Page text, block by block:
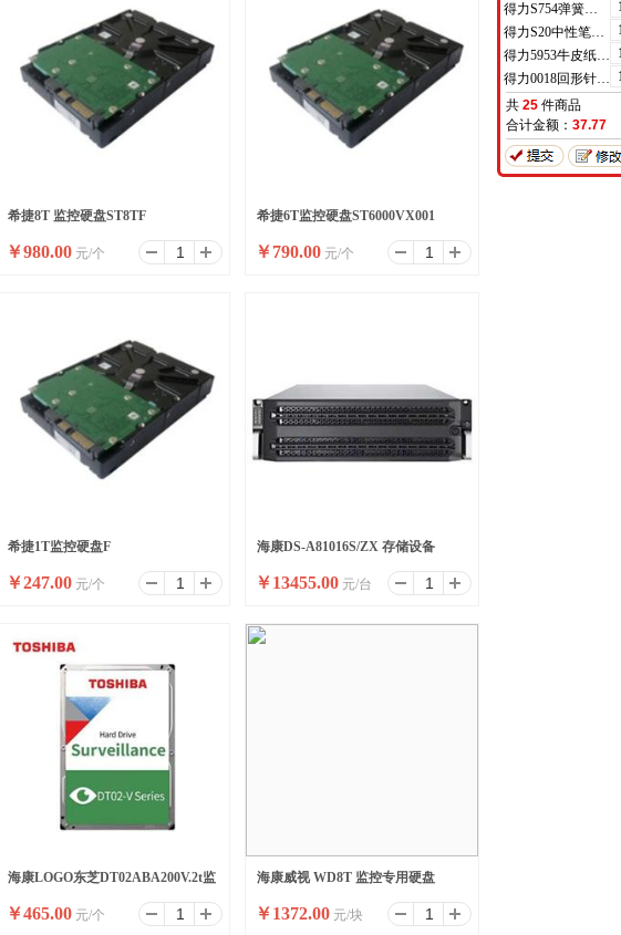
希捷8T 监控硬盘ST8TF
￥980.00 元/个
希捷6T监控硬盘ST6000VX001
￥790.00 元/个
希捷1T监控硬盘F
￥247.00 元/个
海康DS-A81016S/ZX 存储设备
￥13455.00 元/台
海康LOGO东芝DT02ABA200V.2t监
控专用硬盘
￥465.00 元/个
海康威视 WD8T 监控专用硬盘
￥1372.00 元/块
得力S754弹簧头中性笔芯0.7mm弹簧头(黑)(支)
得力S20中性笔0.7mm子弹头(黑)(支)
得力5953牛皮纸档案袋(混浆)(米黄色)(10只/包)
得力0018回形针(100枚/盒)
共 25 件商品
合计金额： 37.77